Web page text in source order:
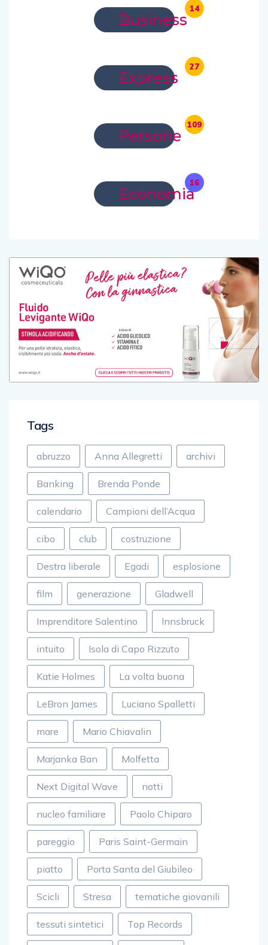
Business
14
Express
27
Persone
109
Economia
16
Tags
abruzzo Anna Allegretti archivi
Banking Brenda Ponde
calendario Campioni dell’Acqua
cibo club costruzione
Destra liberale Egadi esplosione
film generazione Gladwell
Imprenditore Salentino Innsbruck
intuito Isola di Capo Rizzuto
Katie Holmes La volta buona
LeBron James Luciano Spalletti
mare Mario Chiavalin
Marjanka Ban Molfetta
Next Digital Wave notti
nucleo familiare Paolo Chiparo
pareggio Paris Saint-Germain
piatto Porta Santa del Giubileo
Scicli Stresa tematiche giovanili
tessuti sintetici Top Records